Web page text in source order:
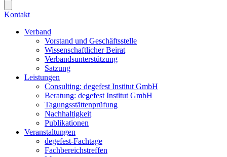
Kontakt
Verband
Vorstand und Geschäftsstelle
Wissenschaftlicher Beirat
Verbandsunterstützung
Satzung
Leistungen
Consulting: degefest Institut GmbH
Beratung: degefest Institut GmbH
Tagungsstättenprüfung
Nachhaltigkeit
Publikationen
Veranstaltungen
degefest-Fachtage
Fachbereichstreffen